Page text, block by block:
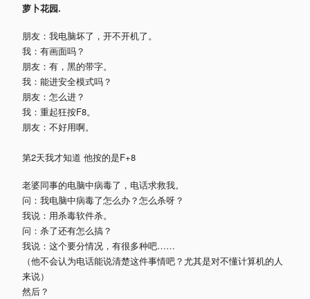
萝卜花园.
朋友：我电脑坏了，开不开机了。
我：有画面吗？
朋友：有，黑的带字。
我：能进安全模式吗？
朋友：怎么进？
我：重起狂按F8。
朋友：不好用啊。
第2天我才知道 他按的是F+8
老婆同事的电脑中病毒了，电话求救我。
问：我电脑中病毒了怎么办？怎么杀呀？
我说：用杀毒软件杀。
问：杀了还有怎么搞？
我说：这个要分情况，有很多种吧……
（他不会认为电话能说清楚这件事情吧？尤其是对不懂计算机的人
来说）
然后？